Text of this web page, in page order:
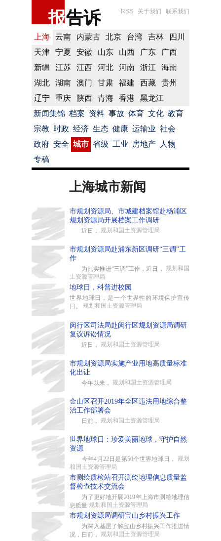
报告诉 RSS 关于我们 联系我们
上海 云南 内蒙古 北京 台湾 吉林
四川
天津
宁夏 安徽 山东 山西 广东
广西
新疆
江苏 江西 河北 河南 浙江
海南
湖北
湖南 澳门 甘肃 福建 西藏
贵州
辽宁
重庆 陕西 青海 香港
黑龙江
新闻集锦 档案 资料 事故 体育 文化 教育
宗教 时政 经济 生态 健康 运输业 社会
政府 安全 城市 省级 工业 房地产
人物
专稿
上海城市新闻
市规划资源局、市城建档案馆赴杨浦区
规划资源局开展档案工作调研
近日， 规划和国土资源管理局
市规划资源局赴浦东新区调研“三调”工
作
为扎实推进“三调”工作，近日， 规划和国
土资源管理局
地球日，科普进校园
世界地球日，是一个世界性的环境保护宣传
日。 规划和国土资源管理局
闵行区司法局赴闵行区规划资源局调研
复议诉讼情况
近日， 规划和国土资源管理局
市规划资源局实施产业用地高质量标准
化出让
今年以来， 规划和国土资源管理局
金山区召开2019年全区违法用地综合整
治工作部署会
日前， 规划和国土资源管理局
世界地球日：珍爱美丽地球，守护自然
资源
今年4月22日是第50个世界地球日， 规划
和国土资源管理局
市测绘质检站召开测绘地理信息质量监
督检查技术交流会
为了更好地开展2019年上海市测绘地理信
息质量 规划和国土资源管理局
市规划资源局调研宝山乡村振兴工作
为深入基层了解宝山乡村振兴工作推进情
况，日前， 规划和国土资源管理局